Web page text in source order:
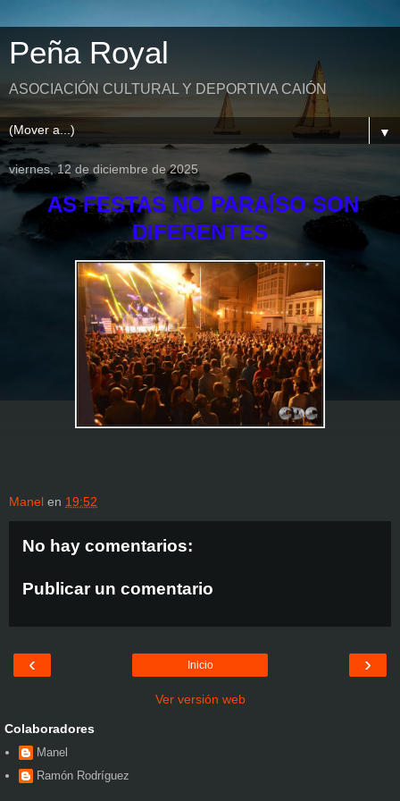
Peña Royal
ASOCIACIÓN CULTURAL Y DEPORTIVA CAIÓN
▼
viernes, 12 de diciembre de 2025
AS FESTAS NO PARAÍSO SON
DIFERENTES
Manel en 19:52
No hay comentarios:
Publicar un comentario
‹ ›
Inicio
Ver versión web
Colaboradores
Manel
Ramón Rodríguez